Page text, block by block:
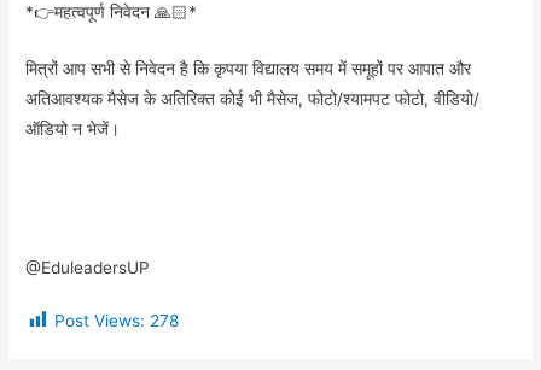
*👉महत्वपूर्ण निवेदन 🙏🏻*
मित्रों आप सभी से निवेदन है कि कृपया विद्यालय समय में समूहों पर आपात और
अतिआवश्यक मैसेज के अतिरिक्त कोई भी मैसेज, फोटो/श्यामपट फोटो, वीडियो/
ऑडियो न भेजें।
@EduleadersUP
Post Views: 278